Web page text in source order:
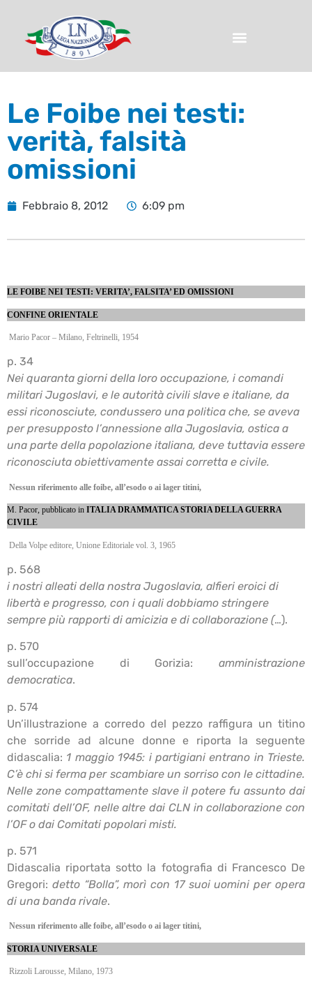
Le Foibe nei testi:
verità, falsità
omissioni
Febbraio 8, 2012 6:09 pm
LE FOIBE NEI TESTI: VERITA’, FALSITA’ ED OMISSIONI
CONFINE ORIENTALE
Mario Pacor – Milano, Feltrinelli, 1954
p. 34
Nei quaranta giorni della loro occupazione, i comandi
militari Jugoslavi, e le autorità civili slave e italiane, da
essi riconosciute, condussero una politica che, se aveva
per presupposto l’annessione alla Jugoslavia, ostica a
una parte della popolazione italiana, deve tuttavia essere
riconosciuta obiettivamente assai corretta e civile.
Nessun riferimento alle foibe, all’esodo o ai lager titini,
M. Pacor, pubblicato in ITALIA DRAMMATICA STORIA DELLA GUERRA
CIVILE
Della Volpe editore, Unione Editoriale vol. 3, 1965
p. 568
i nostri alleati della nostra Jugoslavia, alfieri eroici di
libertà e progresso, con i quali dobbiamo stringere
sempre più rapporti di amicizia e di collaborazione (…).
p. 570
sull’occupazione di Gorizia: amministrazione
democratica.
p. 574
Un’illustrazione a corredo del pezzo raffigura un titino
che sorride ad alcune donne e riporta la seguente
didascalia: 1 maggio 1945: i partigiani entrano in Trieste.
C’è chi si ferma per scambiare un sorriso con le cittadine.
Nelle zone compattamente slave il potere fu assunto dai
comitati dell’OF, nelle altre dai CLN in collaborazione con
l’OF o dai Comitati popolari misti.
p. 571
Didascalia riportata sotto la fotografia di Francesco De
Gregori: detto “Bolla”, morì con 17 suoi uomini per opera
di una banda rivale.
Nessun riferimento alle foibe, all’esodo o ai lager titini,
STORIA UNIVERSALE
Rizzoli Larousse, Milano, 1973